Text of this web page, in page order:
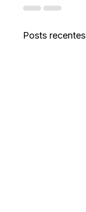
Posts recentes